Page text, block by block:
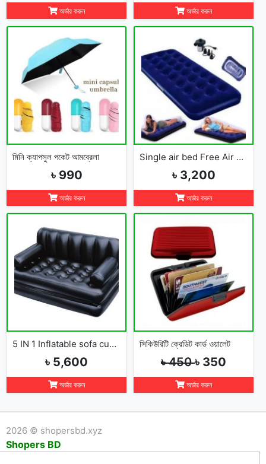
অর্ডার করুন অর্ডার করুন
মিনি ক্যাপসুল পকেট আমব্রেলা
৳ 990
অর্ডার করুন
Single air bed Free Air Pumper
৳ 3,200
অর্ডার করুন
5 IN 1 Inflatable sofa cum bed
৳ 5,600
অর্ডার করুন
সিকিউরিটি ক্রেডিট কার্ড ওয়ালেট
৳ 450৳ 350
অর্ডার করুন
2026 © shopersbd.xyz
Shopers BD